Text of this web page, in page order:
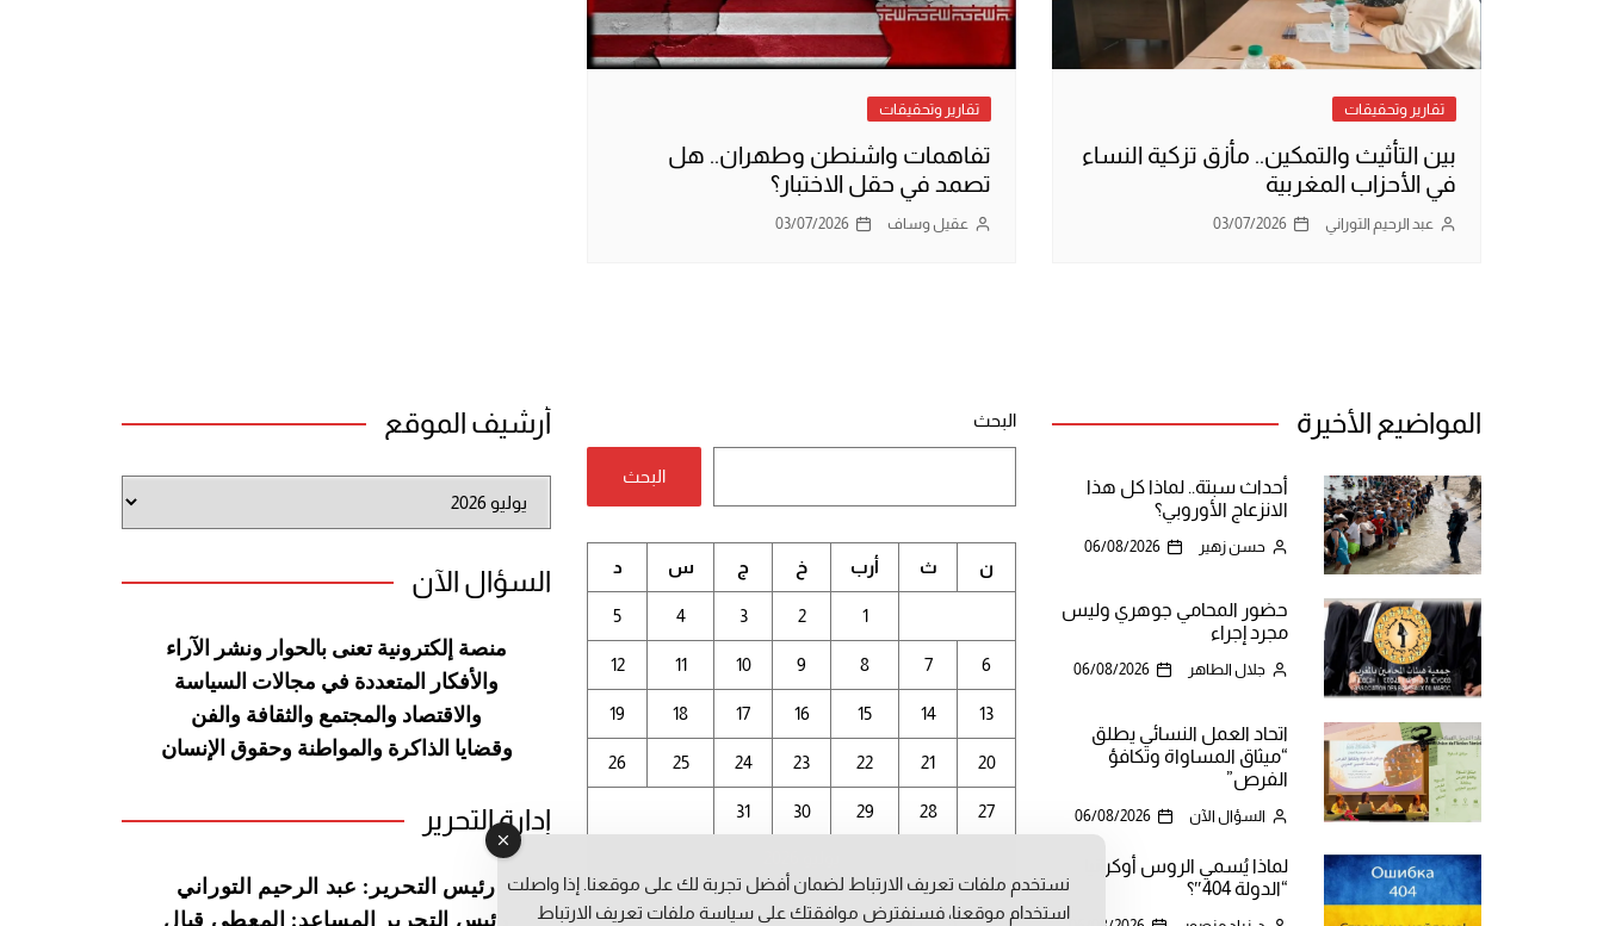
تقارير وتحقيقات
بين التأثيث والتمكين.. مأزق تزكية النساء
في الأحزاب المغربية
عبد الرحيم التوراني 03/07/2026
تقارير وتحقيقات
تفاهمات واشنطن وطهران.. هل
تصمد في حقل الاختبار؟
عقيل وساف 03/07/2026
المواضيع الأخيرة
أحداث سبتة.. لماذا كل هذا
الانزعاج الأوروبي؟
حسن زهير 06/08/2026
حضور المحامي جوهري وليس
مجرد إجراء
جلال الطاهر 06/08/2026
اتحاد العمل النسائي يطلق
“ميثاق المساواة وتكافؤ
الفرص”
السؤال الآن 06/08/2026
لماذا يُسمي الروس أوكرانيا
“الدولة 404″؟
البحث
البحث
ن ث أرب خ ج س د
1
2
3
4
5
6
7
8
9
10
11
12
13
14
15
16
17
18
19
20
21
22
23
24
25
26
27
28
29
30
31
أرشيف الموقع
الموقع
السؤال الآن
منصة إلكترونية تعنى بالحوار ونشر
الآراء
والأفكار المتعددة في مجالات السياسة
والاقتصاد والمجتمع والثقافة والفن
وقضايا الذاكرة والمواطنة وحقوق الإنسان
إدارة التحرير
رئيس التحرير: عبد الرحيم التوراني
رئيس التحرير المساعد: المعطي قبال
نستخدم ملفات تعريف الارتباط لضمان أفضل تجربة لك على موقعنا. إذا واصلت
استخدام موقعنا، فسنفترض موافقتك على سياسة ملفات تعريف الارتباط